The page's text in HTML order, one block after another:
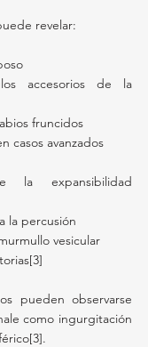
revelar:
accesorios de la
fruncidos
casos avanzados
la expansibilidad
la percusión
vesicular
pueden observarse
como ingurgitación